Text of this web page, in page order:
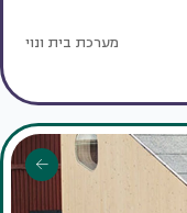
מערכת בית ונוי